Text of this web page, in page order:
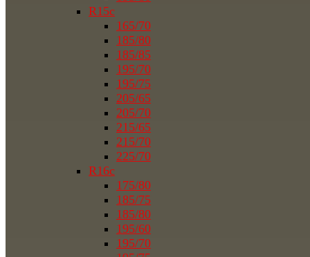
R15c
165/70
185/80
185/85
195/70
195/75
205/65
205/70
215/65
215/70
225/70
R16c
175/80
185/75
185/80
195/60
195/70